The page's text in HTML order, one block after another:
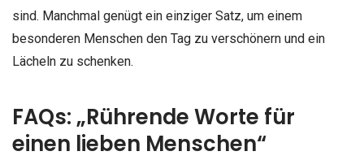
sind. Manchmal genügt ein einziger Satz, um einem
besonderen Menschen den Tag zu verschönern und ein
Lächeln zu schenken.
FAQs: „Rührende Worte für
einen lieben Menschen“